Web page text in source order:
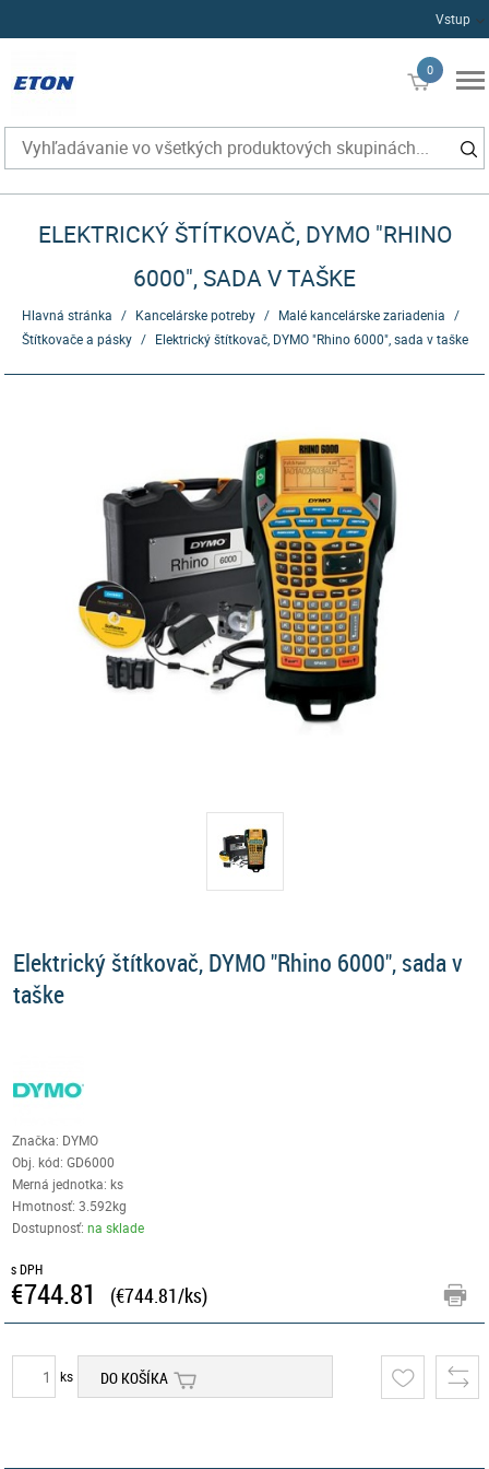
Vstup
0
€0
ELEKTRICKÝ ŠTÍTKOVAČ, DYMO "RHINO
6000", SADA V TAŠKE
Hlavná stránka / Kancelárske potreby / Malé kancelárske zariadenia /
Štítkovače a pásky / Elektrický štítkovač, DYMO "Rhino 6000", sada v taške
Elektrický štítkovač, DYMO "Rhino 6000", sada v
taške
Značka: DYMO
Obj. kód:GD6000
Merná jednotka: ks
Hmotnosť: 3.592kg
Dostupnosť:na sklade
s DPH
€744.81 (€744.81/ks)
ks DO KOŠÍKA